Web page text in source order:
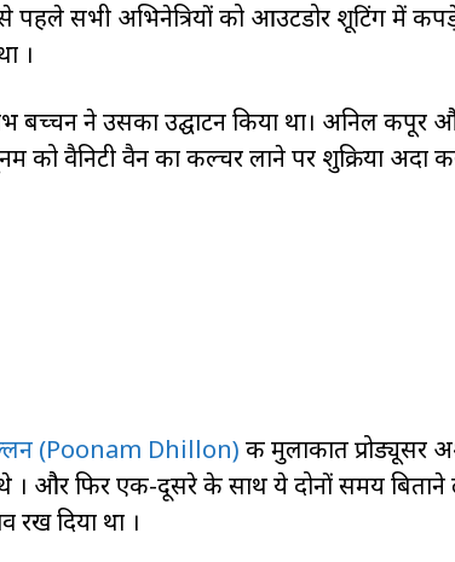
से पहले सभी अभिनेत्रियों को आउटडोर शूटिंग में
।
ने उसका उद्घाटन किया था। अनिल कपूर
वैनिटी वैन का कल्चर लाने पर शुक्रिया अदा
(Poonam Dhillon) की मुलाकात प्रोड्यूसर
। और फिर एक-दूसरे के साथ ये दोनों समय
रख दिया था ।